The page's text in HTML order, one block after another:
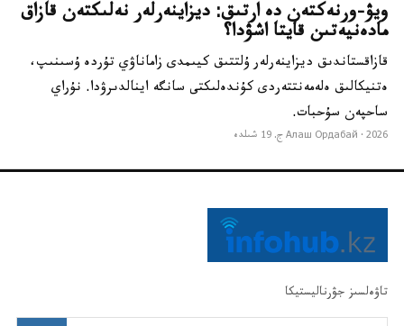
ويۋ-ورنەكتەن دە ارتىق: ديزاينەرلەر نەلىكتەن قازاق
مادەنيەتىن قايتا اشۋدا؟
قازاقستاندىق ديزاينەرلەر ۇلتتىق كيىمدى زاماناۋي تۇردە ۇسىنىپ،
ەتنيكالىق ەلەمەنتتەردى كۇندەلىكتى سانگە اينالدىرۋدا. نۇراي
ساحپەن سۇحبات.
Алаш Ордабай · 2026 ج. 19 شىلدە
تاۋەلسىز جۋرناليستيكا